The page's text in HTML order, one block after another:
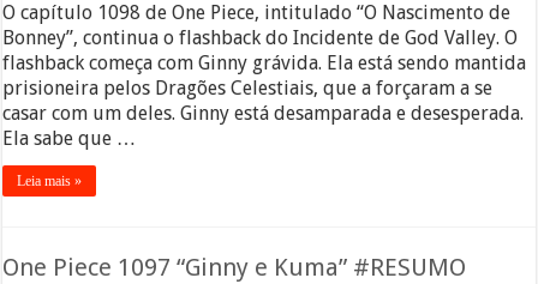
O capítulo 1098 de One Piece, intitulado “O Nascimento de
Bonney”, continua o flashback do Incidente de God Valley. O
flashback começa com Ginny grávida. Ela está sendo mantida
prisioneira pelos Dragões Celestiais, que a forçaram a se
casar com um deles. Ginny está desamparada e desesperada.
Ela sabe que …
Leia mais »
One Piece 1097 “Ginny e Kuma” #RESUMO